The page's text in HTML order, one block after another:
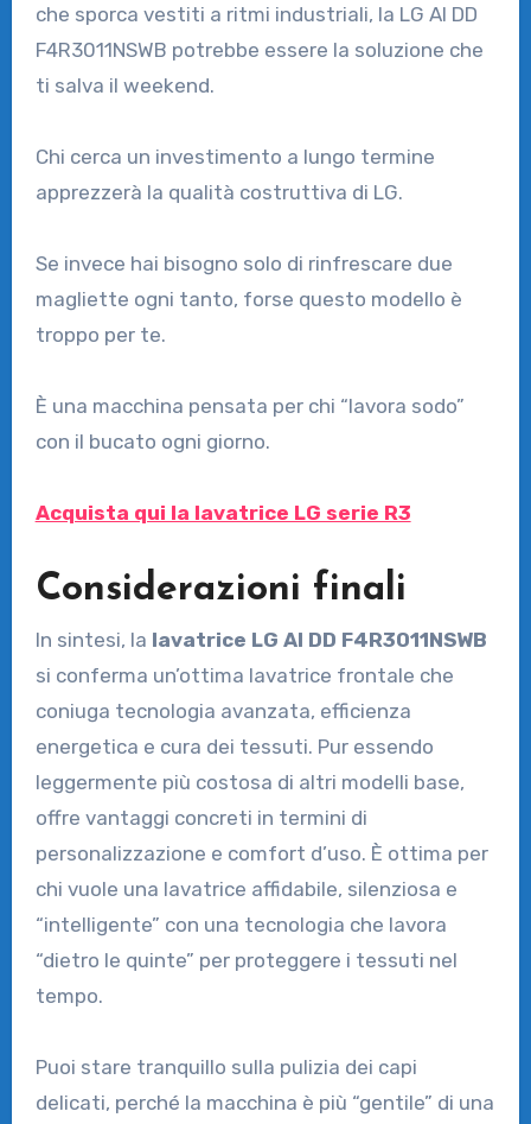
che sporca vestiti a ritmi industriali, la LG AI DD
F4R3011NSWB potrebbe essere la soluzione che
ti salva il weekend.
Chi cerca un investimento a lungo termine
apprezzerà la qualità costruttiva di LG.
Se invece hai bisogno solo di rinfrescare due
magliette ogni tanto, forse questo modello è
troppo per te.
È una macchina pensata per chi “lavora sodo”
con il bucato ogni giorno.
Acquista qui la lavatrice LG serie R3
Considerazioni finali
In sintesi, la lavatrice LG AI DD F4R3011NSWB
si conferma un’ottima lavatrice frontale che
coniuga tecnologia avanzata, efficienza
energetica e cura dei tessuti. Pur essendo
leggermente più costosa di altri modelli base,
offre vantaggi concreti in termini di
personalizzazione e comfort d’uso. È ottima per
chi vuole una lavatrice affidabile, silenziosa e
“intelligente” con una tecnologia che lavora
“dietro le quinte” per proteggere i tessuti nel
tempo.
Puoi stare tranquillo sulla pulizia dei capi
delicati, perché la macchina è più “gentile” di una